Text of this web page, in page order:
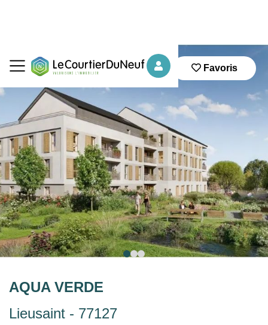
Favoris
AQUA VERDE
Lieusaint - 77127